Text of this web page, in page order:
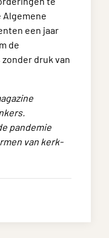
Algemene
een jaar
de
druk van
pandemie
van kerk-